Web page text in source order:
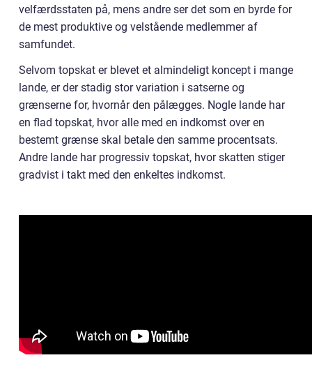
velfærdsstaten på, mens andre ser det som en byrde for
de mest produktive og velstående medlemmer af
samfundet.
Selvom topskat er blevet et almindeligt koncept i mange
lande, er der stadig stor variation i satserne og
grænserne for, hvornår den pålægges. Nogle lande har
en flad topskat, hvor alle med en indkomst over en
bestemt grænse skal betale den samme procentsats.
Andre lande har progressiv topskat, hvor skatten stiger
gradvist i takt med den enkeltes indkomst.